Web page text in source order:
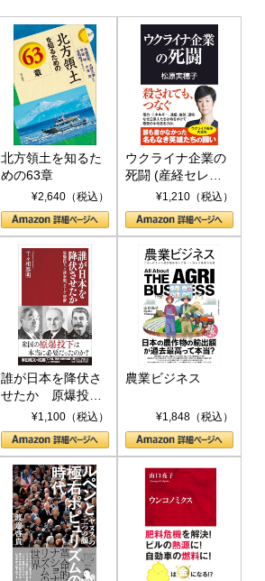
北方領土を知るた
めの63章
¥2,640（税込）
ウクライナ企業の
死闘 (産経セレク
ト S 039)¥1,210（税込）
誰が日本を降伏さ
せたか 原爆投
下、ソ連参戦、そ
して聖断 (PHP新
書)
¥1,100（税込）
農業ビジネス
¥1,848（税込）